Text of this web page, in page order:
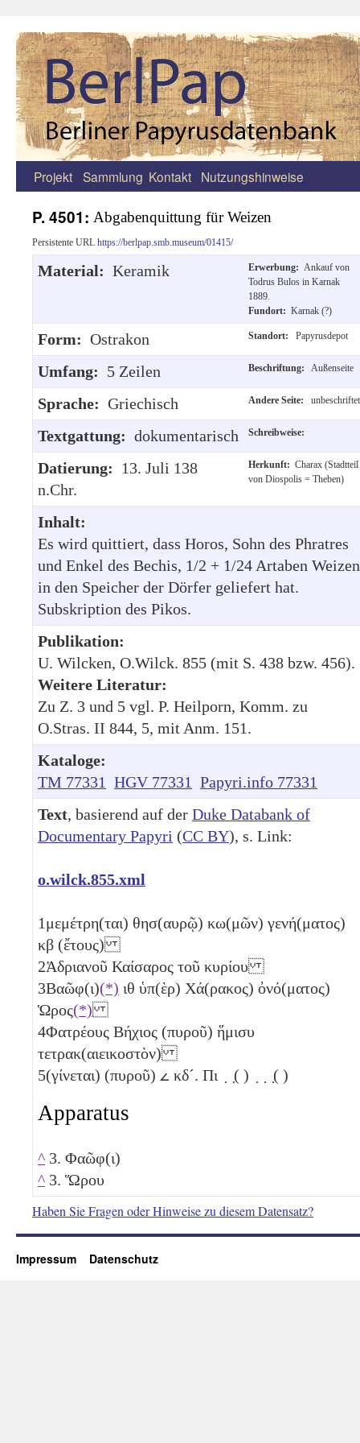
Zum
springen
Projekt Sammlung Kontakt Nutzungshinweise
P. 4501: Abgabenquittung für Weizen
Persistente URL https://berlpap.smb.museum/01415/
Material: Keramik Erwerbung: Ankauf von
Todrus Bulos in Karnak
1889.
Fundort: Karnak (?)
Form: Ostrakon Standort: Papyrusdepot
Umfang: 5 Zeilen Beschriftung: Außenseite
Sprache: Griechisch Andere Seite: unbeschriftet
Textgattung: dokumentarisch Schreibweise:
Datierung: 13. Juli 138
n.Chr.
Herkunft: Charax (Stadtteil
von Diospolis = Theben)
Inhalt:
Es wird quittiert, dass Horos, Sohn des Phratres
und Enkel des Bechis, 1/2 + 1/24 Artaben Weizen
in den Speicher der Dörfer geliefert hat.
Subskription des Pikos.
Publikation:
U. Wilcken, O.Wilck. 855 (mit S. 438 bzw. 456).
Weitere Literatur:
Zu Z. 3 und 5 vgl. P. Heilporn, Komm. zu
O.Stras. II 844, 5, mit Anm. 151.
Kataloge:
TM 77331 HGV 77331 Papyri.info 77331
Text, basierend auf der Duke Databank of
Documentary Papyri (CC BY), s. Link:
o.wilck.855.xml
1μεμέτρη(ται) θησ(αυρῷ) κω(μῶν) γενή(ματος)
κβ (ἔτους)
2Ἁδριανοῦ Καίσαρος τοῦ κυρίου
3Βαῶφ(ι)(*) ιθ ὑπ(ὲρ) Χά(ρακος) ὀνό(ματος)
Ὡρος(*)
4Φατρέους Βήχιος (πυροῦ) ἥμισυ
τετρακ(αιεικοστὸν)
5(γίνεται) (πυροῦ) 𐅵 κδ´. Πι ̣ ̣( ) ̣ ̣ ̣( )
Apparatus
^ 3. Φαῶφ(ι)
^ 3. Ὥρου
Haben Sie Fragen oder Hinweise zu diesem Datensatz?
Impressum Datenschutz